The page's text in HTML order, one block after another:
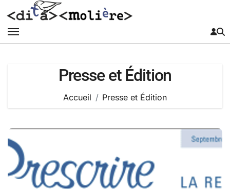
au
contenu
Presse et Édition
Accueil Presse et Édition